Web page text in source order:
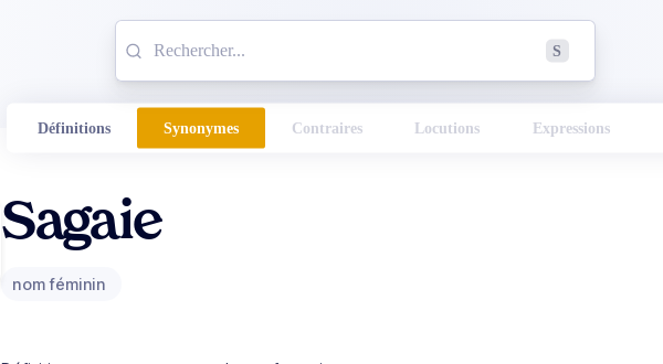
S
Définitions Synonymes Contraires Locutions Expressions
Sagaie
nom féminin